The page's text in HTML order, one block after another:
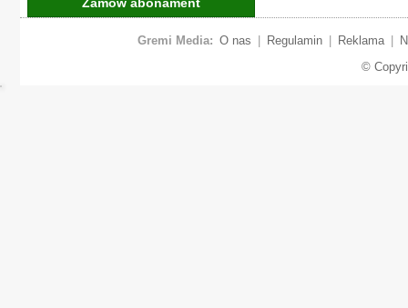
Gremi Media: O nas Regulamin Reklama
©